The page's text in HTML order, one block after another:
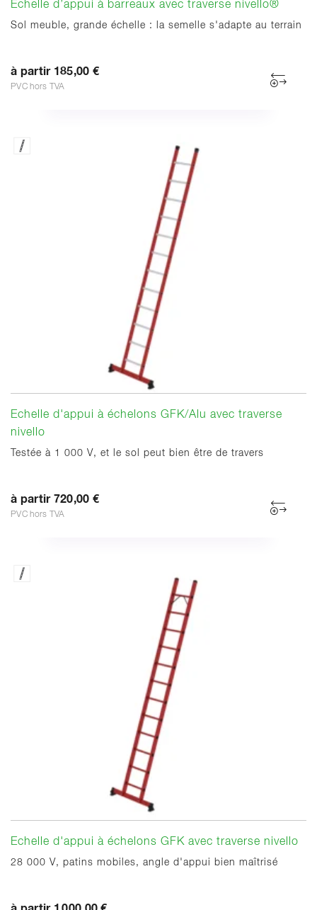
Échelle d’appui à barreaux avec traverse nivello®
Sol meuble, grande échelle : la semelle s'adapte au terrain
à partir 185,00 €
PVC hors TVA
Echelle d'appui à échelons GFK/Alu avec traverse
nivello
Testée à 1 000 V, et le sol peut bien être de travers
à partir 720,00 €
PVC hors TVA
Echelle d'appui à échelons GFK avec traverse nivello
28 000 V, patins mobiles, angle d'appui bien maîtrisé